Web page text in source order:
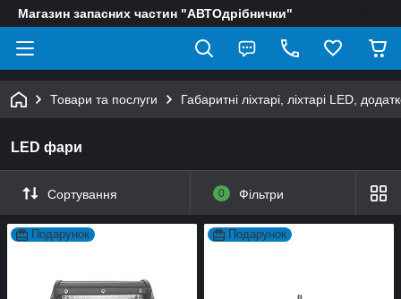
Магазин запасних частин "АВТОдрібнички"
Товари та послуги Габаритні ліхтарі, ліхтарі LED,
LED фари
Сортування 0 Фільтри
Подарунок Подарунок